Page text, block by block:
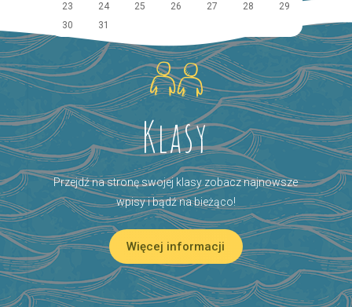
23
24 25 26 27 28
29
30
31
Klasy
Przejdź na stronę swojej klasy zobacz najnowsze
wpisy i bądź na bieżąco!
Więcej informacji